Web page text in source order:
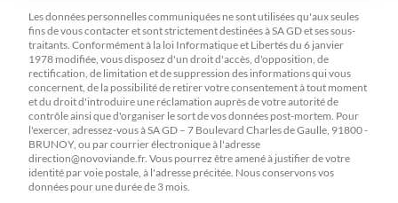
Les données personnelles communiquées ne sont utilisées qu'aux seules
fins de vous contacter et sont strictement destinées à SA GD et ses sous-
traitants. Conformément à la loi Informatique et Libertés du 6 janvier
1978 modifiée, vous disposez d'un droit d'accès, d'opposition, de
rectification, de limitation et de suppression des informations qui vous
concernent, de la possibilité de retirer votre consentement à tout moment
et du droit d'introduire une réclamation auprès de votre autorité de
contrôle ainsi que d'organiser le sort de vos données post-mortem. Pour
l'exercer, adressez-vous à SA GD – 7 Boulevard Charles de Gaulle, 91800 -
BRUNOY, ou par courrier électronique à l'adresse
direction@novoviande.fr. Vous pourrez être amené à justifier de votre
identité par voie postale, à l'adresse précitée. Nous conservons vos
données pour une durée de 3 mois.